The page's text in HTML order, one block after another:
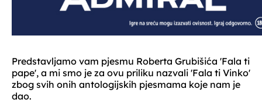
Predstavljamo vam pjesmu Roberta Grubišića 'Fala ti
pape', a mi smo je za ovu priliku nazvali 'Fala ti Vinko'
zbog svih onih antologijskih pjesmama koje nam je
dao.